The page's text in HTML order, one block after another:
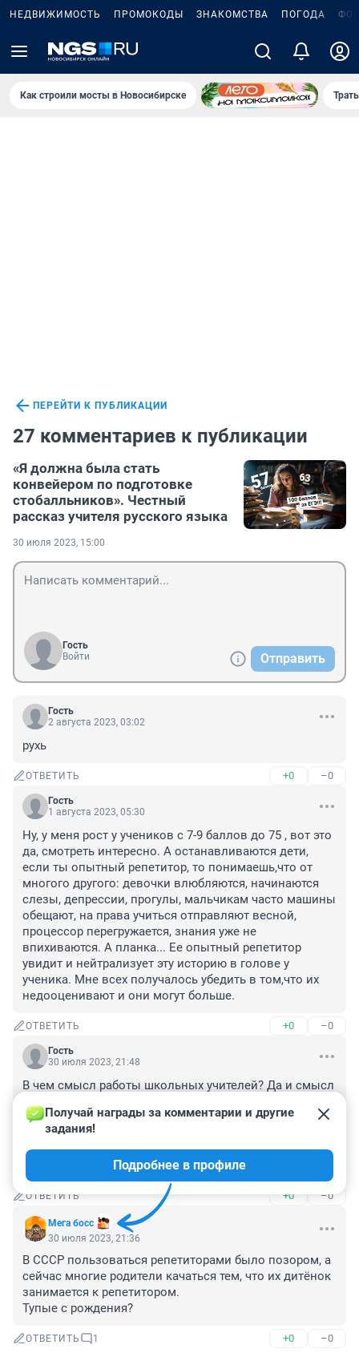
НЕДВИЖИМОСТЬ ПРОМОКОДЫ ЗНАКОМСТВА ПОГОДА
Как строили мосты в Новосибирске
ПЕРЕЙТИ К ПУБЛИКАЦИИ
27 комментариев к публикации
«Я должна была стать
конвейером по подготовке
стобалльников». Честный
рассказ учителя русского языка
30 июля 2023, 15:00
Гость
Войти
Отправить
Гость
2 августа 2023, 03:02
рухь
ОТВЕТИТЬ +0 –0
Гость
1 августа 2023, 05:30
Ну, у меня рост у учеников с 7-9 баллов до 75 , вот это
да, смотреть интересно. А останавливаются дети,
если ты опытный репетитор, то понимаешь,что от
многого другого: девочки влюбляются, начинаются
слезы, депрессии, прогулы, мальчикам часто машины
обещают, на права учиться отправляют весной,
процессор перегружается, знания уже не
впихиваются. А планка... Ее опытный репетитор
увидит и нейтрализует эту историю в голове у
ученика. Мне всех получалось убедить в том,что их
недооценивают и они могут больше.
ОТВЕТИТЬ +0 –0
Гость
30 июля 2023, 21:48
В чем смысл работы школьных учителей? Да и смысл
сначала пусть расскажет кто ее папа-мама, как в
школу строили ее... у нас учитель так и спрашивает: «
а у тебя блат есть? В школе хочешь работать» ...
ОТВЕТИТЬ +0 –0
Мега босс
Получай награды за комментарии и другие
задания!
Подробнее в профиле
30 июля 2023, 21:36
В СССР пользоваться репетиторами было позором, а
сейчас многие родители качаться тем, что их дитëнок
занимается к репетитором.
Тупые с рождения?
ОТВЕТИТЬ 1 +0 –0